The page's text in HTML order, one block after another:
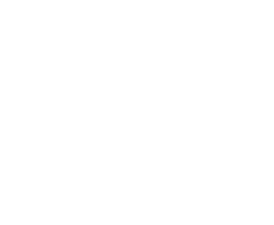
un año entero. Y ahora, lo